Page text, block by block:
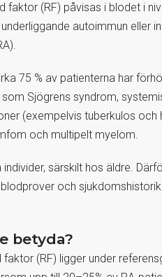
faktor (RF) påvisas i blodet i
autoimmun eller
75 % av patienterna har
Sjögrens syndrom,
(exempelvis tuberkulos och
och multipelt myelom.
särskilt hos äldre.
och
betyda?
(RF) ligger under